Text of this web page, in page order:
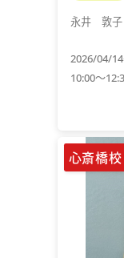
永井 敦子
2026/04/
10:00～
心斎橋校